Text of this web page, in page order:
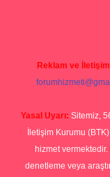
Reklam ve
Yasal Uyarı: Sitemiz,
İletişim Kurumu
hizmet
denetleme veya